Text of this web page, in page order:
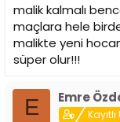
malik kalmalı
maçlara hele
malikte yeni
süper olur!!!
E Emre
Kayıtlı